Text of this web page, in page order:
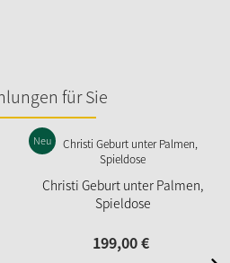
für Sie
Christi Geburt unter Palmen,
Spieldose
Neu
199,00€